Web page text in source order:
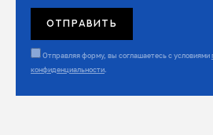
Отправляя форму, вы соглашаетесь с условиями
конфиденциальности.